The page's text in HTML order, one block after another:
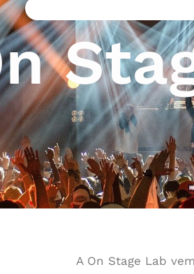
A On Stage Lab